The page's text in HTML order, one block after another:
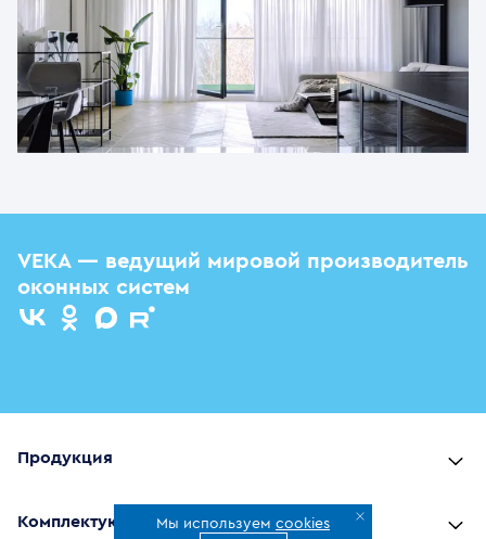
Мы используем cookies
VEKA — ведущий мировой производитель
оконных систем
Продукция
Комплектующие